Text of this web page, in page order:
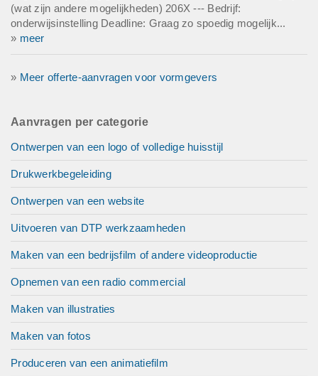
(wat zijn andere mogelijkheden) 206X --- Bedrijf:
onderwijsinstelling Deadline: Graag zo spoedig mogelijk...
» meer
» Meer offerte-aanvragen voor vormgevers
Aanvragen per categorie
Ontwerpen van een logo of volledige huisstijl
Drukwerkbegeleiding
Ontwerpen van een website
Uitvoeren van DTP werkzaamheden
Maken van een bedrijsfilm of andere videoproductie
Opnemen van een radio commercial
Maken van illustraties
Maken van fotos
Produceren van een animatiefilm